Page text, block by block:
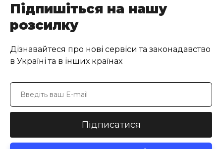
Підпишіться на нашу
розсилку
Дізнавайтеся про нові сервіси та законадавство
в Україні та в інших країнах
Підписатися